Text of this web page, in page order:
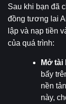
Sau khi bạn đã
đồng tương lai
lập và nạp tiền
của quá trình:
Mở tài
bẩy
nền
này,